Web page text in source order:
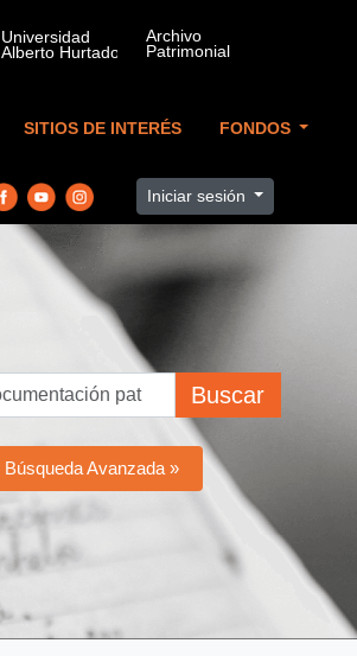
SITIOS DE INTERÉS FONDOS
Iniciar sesión
Buscar
Búsqueda Avanzada »